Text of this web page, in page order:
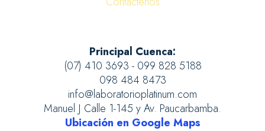
Principal Cuenca:
(07) 410 3693 - 099 828 5188
098 484 8473
info@laboratorioplatinum.com
Manuel J Calle 1-145 y Av. Paucarbamba.
Ubicación en Google Maps